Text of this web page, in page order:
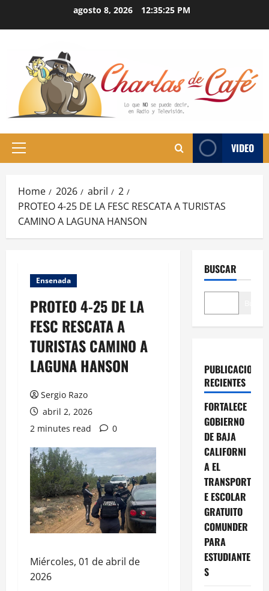
agosto 8, 2026 12:35:25 PM
Primary
VIDEO
Home 2026 abril
2
PROTEO 4-25 DE LA FESC RESCATA A TURISTAS
CAMINO A LAGUNA HANSON
Ensenada
PROTEO 4-25 DE LA
FESC RESCATA A
TURISTAS CAMINO A
LAGUNA HANSON
Sergio Razo
abril 2, 2026
2 minutes read
0
Miércoles, 01 de abril de
2026
BUSCAR
PUBLICACIONES
RECIENTES
FORTALECE
GOBIERNO
DE BAJA
CALIFORNI
A EL
TRANSPORT
E ESCOLAR
GRATUITO
COMUNDER
PARA
ESTUDIANTE
S